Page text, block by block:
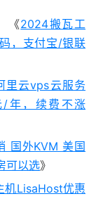
《2024搬瓦工
，支付宝/银联
里云vps云服务
/年，续费不涨
国外KVM 美国
可以选》
机LisaHost优惠